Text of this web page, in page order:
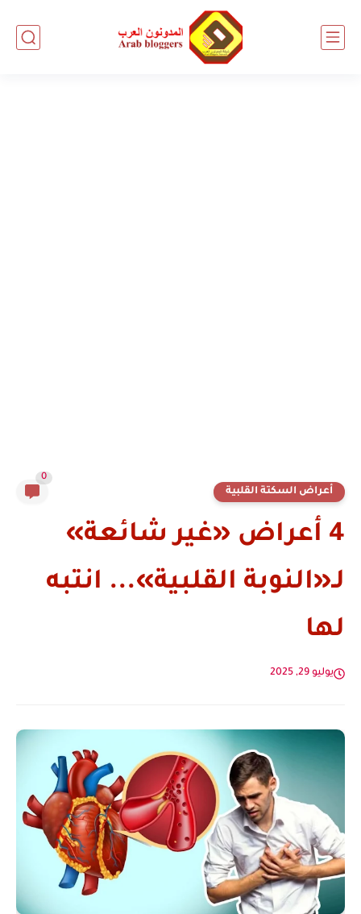
أعراض السكتة القلبية
0
4 أعراض «غير شائعة»
لـ«النوبة القلبية»... انتبه
لها
يوليو 29, 2025